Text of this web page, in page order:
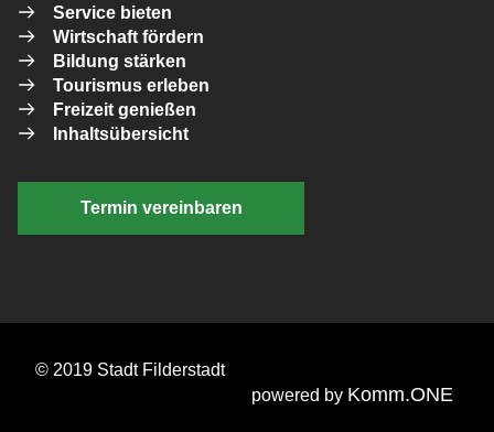
Service bieten
Wirtschaft fördern
Bildung stärken
Tourismus erleben
Freizeit genießen
Inhaltsübersicht
Termin vereinbaren
© 2019 Stadt Filderstadt
powered by Komm.ONE